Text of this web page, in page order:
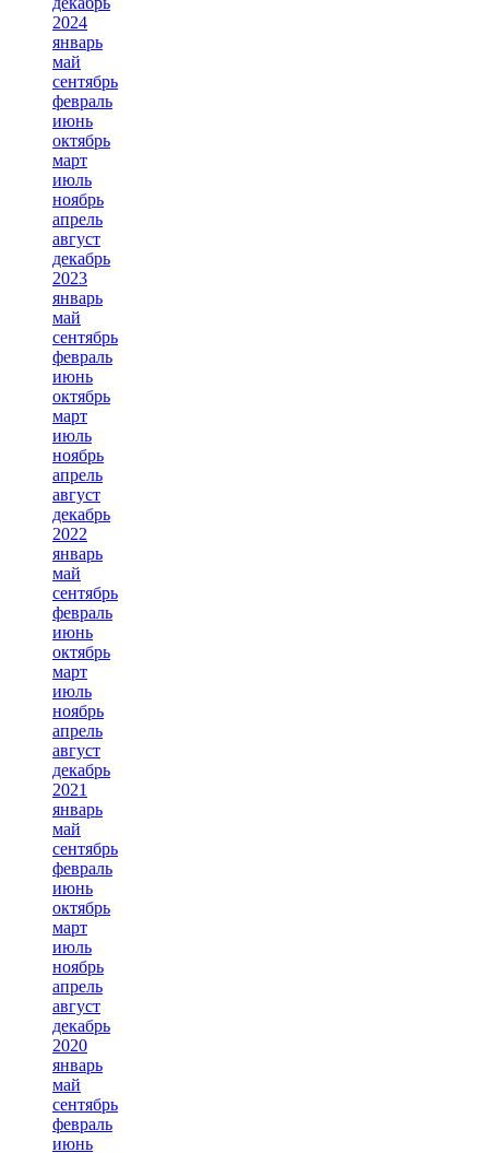
2024
январь
май
сентябрь
февраль
июнь
октябрь
март
июль
ноябрь
апрель
август
декабрь
2023
январь
май
сентябрь
февраль
июнь
октябрь
март
июль
ноябрь
апрель
август
декабрь
2022
январь
май
сентябрь
февраль
июнь
октябрь
март
июль
ноябрь
апрель
август
декабрь
2021
январь
май
сентябрь
февраль
июнь
октябрь
март
июль
ноябрь
апрель
август
декабрь
2020
январь
май
сентябрь
февраль
июнь